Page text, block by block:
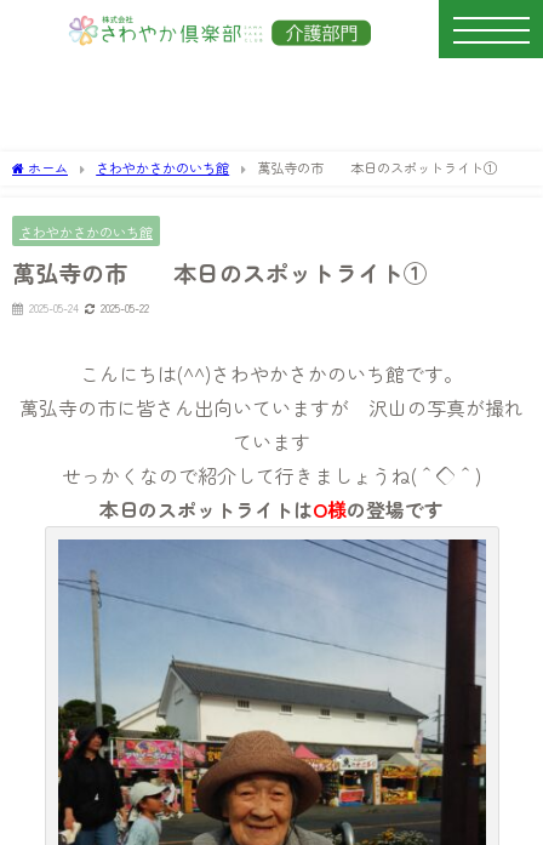
ホーム さわやかさかのいち館 萬弘寺の市 本日のスポットライト①
さわやかさかのいち館
萬弘寺の市 本日のスポットライト①
2025-05-24 2025-05-22
こんにちは(^^)さわやかさかのいち館です。
萬弘寺の市に皆さん出向いていますが 沢山の写真が撮れ
ています
せっかくなので紹介して行きましょうね(＾◇＾)
本日のスポットライトはO様の登場です